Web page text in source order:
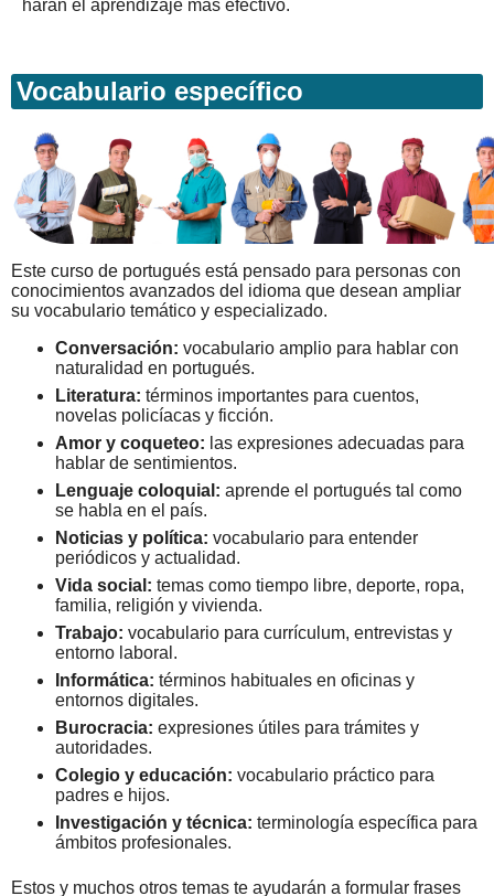
harán el aprendizaje más efectivo.
Vocabulario específico
Este curso de portugués está pensado para personas con
conocimientos avanzados del idioma que desean ampliar
su vocabulario temático y especializado.
Conversación: vocabulario amplio para hablar con
naturalidad en portugués.
Literatura: términos importantes para cuentos,
novelas policíacas y ficción.
Amor y coqueteo: las expresiones adecuadas para
hablar de sentimientos.
Lenguaje coloquial: aprende el portugués tal como
se habla en el país.
Noticias y política: vocabulario para entender
periódicos y actualidad.
Vida social: temas como tiempo libre, deporte, ropa,
familia, religión y vivienda.
Trabajo: vocabulario para currículum, entrevistas y
entorno laboral.
Informática: términos habituales en oficinas y
entornos digitales.
Burocracia: expresiones útiles para trámites y
autoridades.
Colegio y educación: vocabulario práctico para
padres e hijos.
Investigación y técnica: terminología específica para
ámbitos profesionales.
Estos y muchos otros temas te ayudarán a formular frases